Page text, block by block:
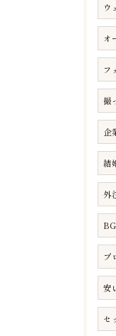
ウ
オ
フ
撮
企
結
外
プ
安
セ